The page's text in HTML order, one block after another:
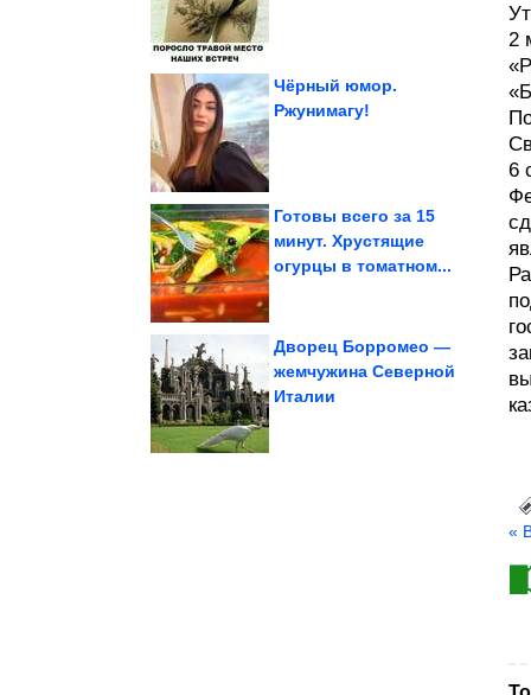
Чёрный юмор.
Ржунимагу!
Яркие случаи, когда
Готовы всего за 15
минут. Хрустящие
огурцы в томатном...
Метод, который за ночь
очистит грязные и
серые кухонные...
Дворец Борромео —
жемчужина Северной
Италии
2
6
«